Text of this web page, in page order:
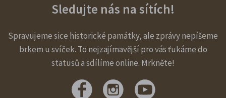
Sledujte nás na sítích!
Spravujeme sice historické památky, ale zprávy nepíšeme
brkem u svíček. To nejzajímavější pro vás ťukáme do
statusů a sdílíme online. Mrkněte!